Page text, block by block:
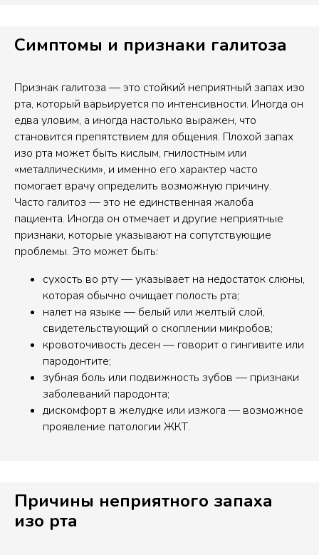
Симптомы и признаки галитоза
Признак галитоза — это стойкий неприятный запах изо
рта, который варьируется по интенсивности. Иногда он
едва уловим, а иногда настолько выражен, что
становится препятствием для общения. Плохой запах
изо рта может быть кислым, гнилостным или
«металлическим», и именно его характер часто
помогает врачу определить возможную причину.
Часто галитоз — это не единственная жалоба
пациента. Иногда он отмечает и другие неприятные
признаки, которые указывают на сопутствующие
проблемы. Это может быть:
сухость во рту — указывает на недостаток слюны,
которая обычно очищает полость рта;
налет на языке — белый или желтый слой,
свидетельствующий о скоплении микробов;
кровоточивость десен — говорит о гингивите или
пародонтите;
зубная боль или подвижность зубов — признаки
заболеваний пародонта;
дискомфорт в желудке или изжога — возможное
проявление патологии ЖКТ.
Причины неприятного запаха
изо рта